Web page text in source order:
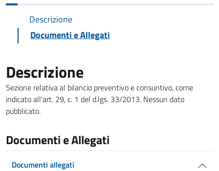
Descrizione
Documenti e Allegati
Descrizione
Sezione relativa al bilancio preventivo e consuntivo, come
indicato all'art. 29, c. 1 del d.lgs. 33/2013. Nessun dato
pubblicato.
Documenti e Allegati
Documenti allegati